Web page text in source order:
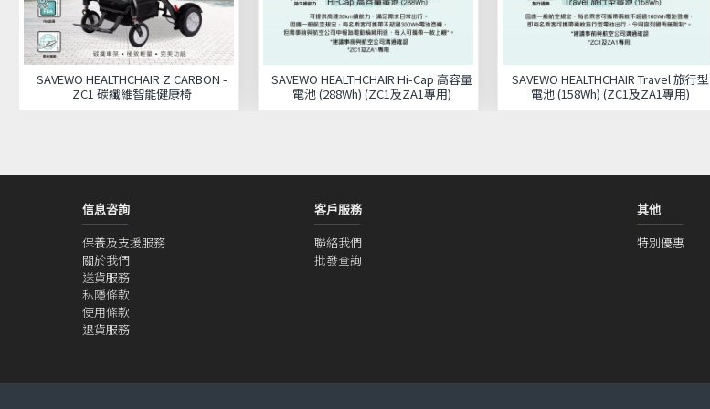
SAVEWO HEALTHCHAIR Z CARBON -
ZC1 碳纖維智能健康椅
SAVEWO HEALTHCHAIR Hi-Cap 高容量
電池 (288Wh) (ZC1及ZA1專用)
SAVEWO HEALTHCHAIR Travel 旅行型
電池 (158Wh) (ZC1及ZA1專用)
信息咨詢
保養及支援服務
關於我們
送貨服務
私隱條款
使用條款
退貨服務
客戶服務
聯絡我們
批發查詢
其他
特別優惠